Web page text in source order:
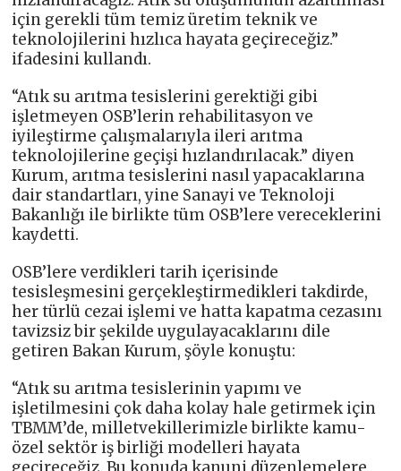
için gerekli tüm temiz üretim teknik ve
teknolojilerini hızlıca hayata geçireceğiz.”
ifadesini kullandı.
“Atık su arıtma tesislerini gerektiği gibi
işletmeyen OSB’lerin rehabilitasyon ve
iyileştirme çalışmalarıyla ileri arıtma
teknolojilerine geçişi hızlandırılacak.” diyen
Kurum, arıtma tesislerini nasıl yapacaklarına
dair standartları, yine Sanayi ve Teknoloji
Bakanlığı ile birlikte tüm OSB’lere vereceklerini
kaydetti.
OSB’lere verdikleri tarih içerisinde
tesisleşmesini gerçekleştirmedikleri takdirde,
her türlü cezai işlemi ve hatta kapatma cezasını
tavizsiz bir şekilde uygulayacaklarını dile
getiren Bakan Kurum, şöyle konuştu:
“Atık su arıtma tesislerinin yapımı ve
işletilmesini çok daha kolay hale getirmek için
TBMM’de, milletvekillerimizle birlikte kamu-
özel sektör iş birliği modelleri hayata